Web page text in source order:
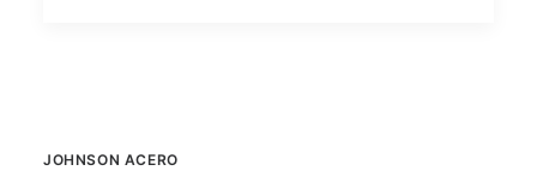
JOHNSON ACERO